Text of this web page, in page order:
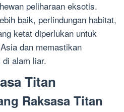
peliharaan eksotis.
baik, perlindungan habitat,
ketat diperlukan untuk
dan memastikan
alam liar.
Titan
Raksasa Titan